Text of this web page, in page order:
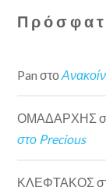
Pan στο
ΟΜΑΔΑΡΧΗΣ
στο Precious
ΚΛΕΦΤΑΚΟΣ